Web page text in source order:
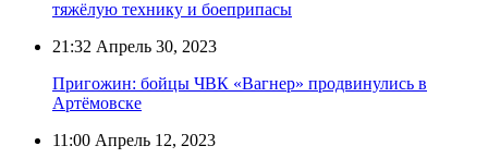
тяжёлую технику и боеприпасы
21:32 Апрель 30, 2023
Пригожин: бойцы ЧВК «Вагнер» продвинулись в
Артёмовске
11:00 Апрель 12, 2023